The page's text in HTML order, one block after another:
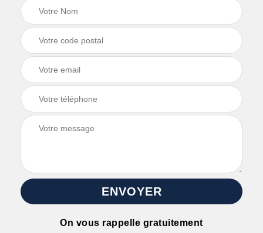
On vous rappelle gratuitement